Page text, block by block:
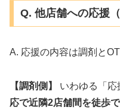
Q. 他店舗への応援
A. 応援の内容は調剤と
【調剤側】 いわゆる「応
応で近隣2店舗間を徒歩